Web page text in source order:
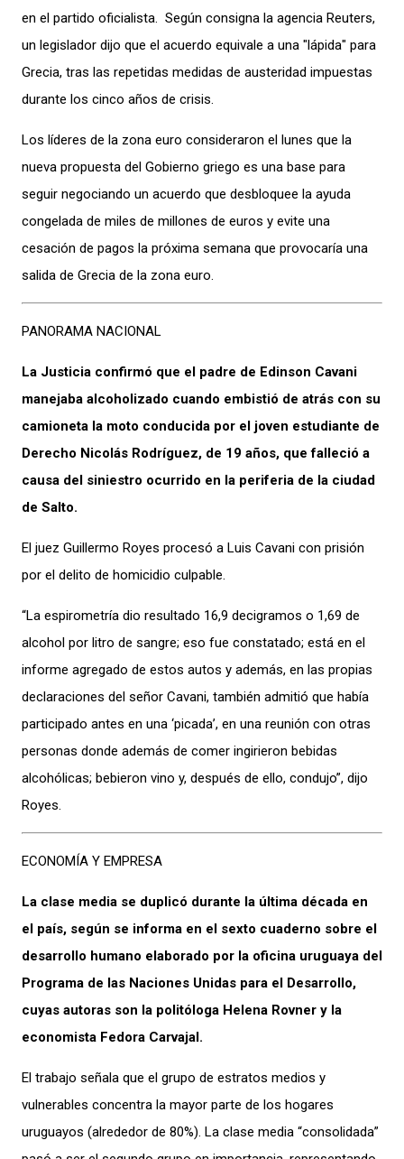
en el partido oficialista. Según consigna la agencia Reuters,
un legislador dijo que el acuerdo equivale a una "lápida" para
Grecia, tras las repetidas medidas de austeridad impuestas
durante los cinco años de crisis.
Los líderes de la zona euro consideraron el lunes que la
nueva propuesta del Gobierno griego es una base para
seguir negociando un acuerdo que desbloquee la ayuda
congelada de miles de millones de euros y evite una
cesación de pagos la próxima semana que provocaría una
salida de Grecia de la zona euro.
PANORAMA NACIONAL
La Justicia confirmó que el padre de Edinson Cavani
manejaba alcoholizado cuando embistió de atrás con su
camioneta la moto conducida por el joven estudiante de
Derecho Nicolás Rodríguez, de 19 años, que falleció a
causa del siniestro ocurrido en la periferia de la ciudad
de Salto.
El juez Guillermo Royes procesó a Luis Cavani con prisión
por el delito de homicidio culpable.
“La espirometría dio resultado 16,9 decigramos o 1,69 de
alcohol por litro de sangre; eso fue constatado; está en el
informe agregado de estos autos y además, en las propias
declaraciones del señor Cavani, también admitió que había
participado antes en una ‘picada’, en una reunión con otras
personas donde además de comer ingirieron bebidas
alcohólicas; bebieron vino y, después de ello, condujo”, dijo
Royes.
ECONOMÍA Y EMPRESA
La clase media se duplicó durante la última década en
el país, según se informa en el sexto cuaderno sobre el
desarrollo humano elaborado por la oficina uruguaya del
Programa de las Naciones Unidas para el Desarrollo,
cuyas autoras son la politóloga Helena Rovner y la
economista Fedora Carvajal.
El trabajo señala que el grupo de estratos medios y
vulnerables concentra la mayor parte de los hogares
uruguayos (alrededor de 80%). La clase media “consolidada”